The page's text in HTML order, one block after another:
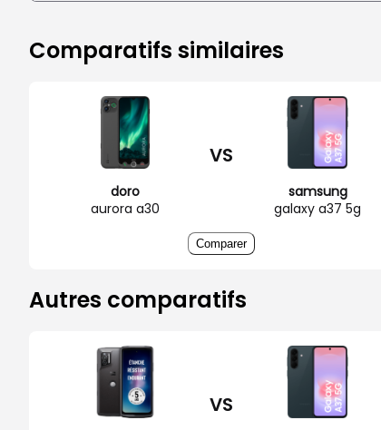
Comparatifs similaires
doro
aurora a30
VS
samsung
galaxy a37 5g
Comparer
Autres comparatifs
VS